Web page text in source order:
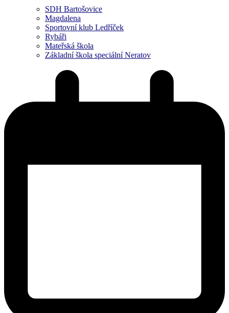
SDH Bartošovice
Magdalena
Sportovní klub Ledříček
Rybáři
Mateřská škola
Základní škola speciální Neratov